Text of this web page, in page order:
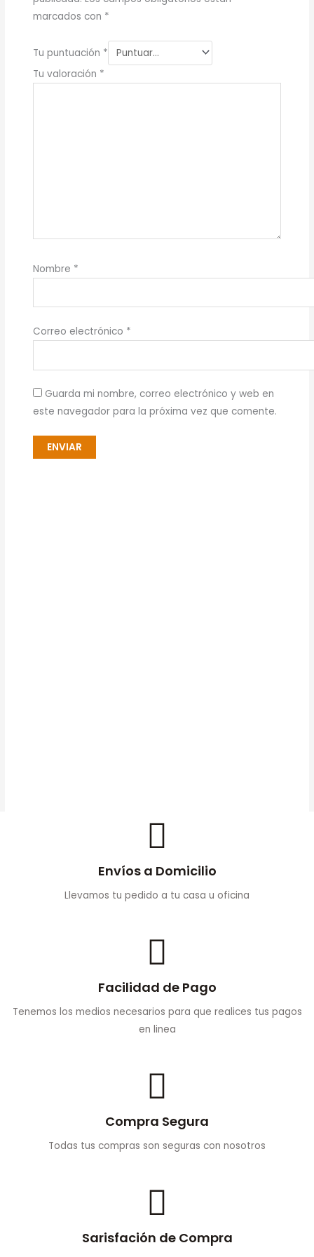
marcados con *
Tu puntuación *
Tu valoración *
Nombre *
Correo electrónico *
Guarda mi nombre, correo electrónico y web en
este navegador para la próxima vez que comente.
Envíos a Domicilio
Llevamos tu pedido a tu casa u oficina
Facilidad de Pago
Tenemos los medios necesarios para que realices tus pagos
en linea
Compra Segura
Todas tus compras son seguras con nosotros
Sarisfación de Compra